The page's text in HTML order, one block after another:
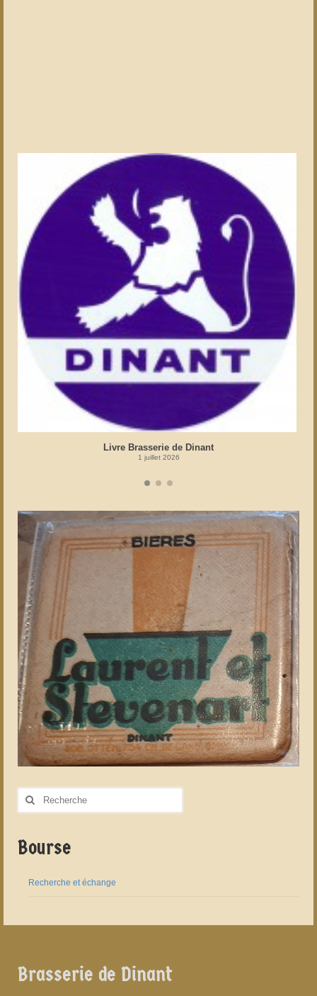
Livre Brasserie de Dinant
1 juillet 2026
Rechercher
Bourse
Recherche et échange
Brasserie de Dinant